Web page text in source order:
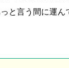
と言う間に運ん